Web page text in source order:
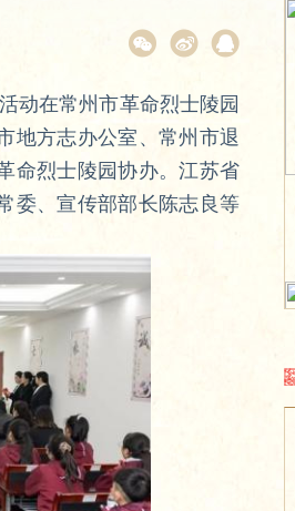
动在常州市革命烈士陵园
地方志办公室、常州市退
命烈士陵园协办。江苏省
委、宣传部部长陈志良等